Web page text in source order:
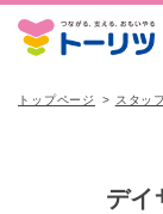
トップページ スタッ
デ